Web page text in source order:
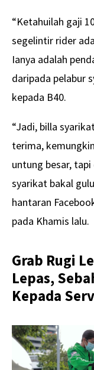
“Ketahuilah gaji
segelintir rider
Ianya adalah
daripada pelabur
kepada B40.
“Jadi, billa
terima,
untung besar,
syarikat bakal
hantaran
pada Khamis lalu.
Grab Rugi
Lepas,
Kepada